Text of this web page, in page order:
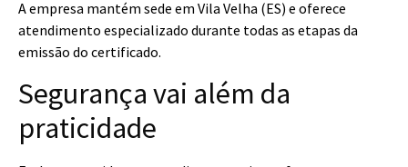
A empresa mantém sede em Vila Velha (ES) e oferece
atendimento especializado durante todas as etapas da
emissão do certificado.
Segurança vai além da
praticidade